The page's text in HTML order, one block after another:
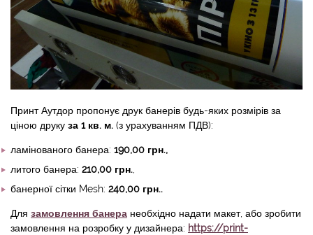
Принт Аутдор пропонує друк банерів будь-яких розмірів за
ціною друку за 1 кв. м. (з урахуванням ПДВ):
ламінованого банера: 190,00 грн.,
литого банера: 210,00 грн.,
банерної сітки Mesh: 240,00 грн..
Для замовлення банера необхідно надати макет, або зробити
замовлення на розробку у дизайнера: https://print-